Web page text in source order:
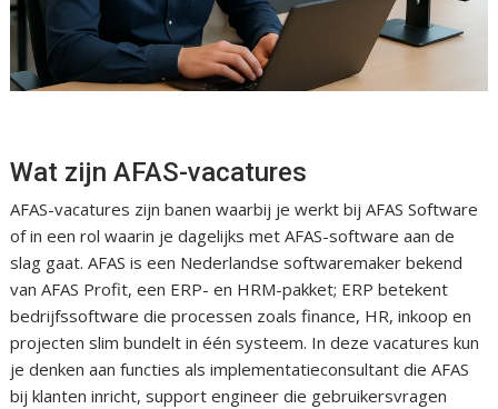
Wat zijn AFAS-vacatures
AFAS-vacatures zijn banen waarbij je werkt bij AFAS Software
of in een rol waarin je dagelijks met AFAS-software aan de
slag gaat. AFAS is een Nederlandse softwaremaker bekend
van AFAS Profit, een ERP- en HRM-pakket; ERP betekent
bedrijfssoftware die processen zoals finance, HR, inkoop en
projecten slim bundelt in één systeem. In deze vacatures kun
je denken aan functies als implementatieconsultant die AFAS
bij klanten inricht, support engineer die gebruikersvragen